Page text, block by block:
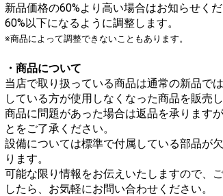
新品価格の60%より高い場合はお知らせくだ
60%以下になるように調整します。
※商品によって調整できないこともあります。
・商品について
当店で取り扱っている商品は通常の新品で
している方が使用しなくなった商品を販売し
商品に問題があった場合は返品を承ります
とをご了承ください。
設備については標準で付属している部品が
ります。
可能な限り情報をお伝えいたしますので、
したら、お気軽にお問い合わせください。